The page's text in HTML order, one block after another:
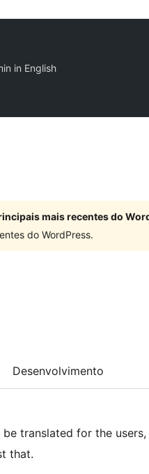
in English
mais recentes do
do WordPress.
Desenvolvimento
translated for the
that.